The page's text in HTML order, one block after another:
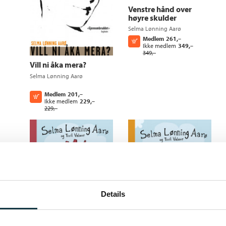
Details
Vill ni åka mera?
Selma Lønning Aarø
Medlem 201,–
Ikke medlem 229,–
229,–
Kjøp
Venstre hånd over
høyre skulder
Selma Lønning Aarø
Medlem 261,–
Ikke medlem 349,–
349,–
Kjøp